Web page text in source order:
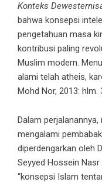
Konteks
bahwa konsepsi
pengetahuan masa
kontribusi paling
Muslim modern.
alami telah atheis,
Mohd Nor, 2013: hlm.
Dalam
mengalami
diperdengarkan oleh
Seyyed Hossein
“konsepsi Islam